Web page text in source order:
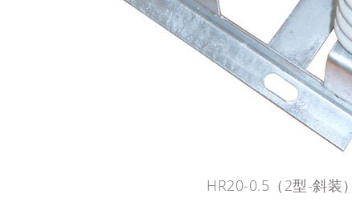
HR20-0.5（2型-斜装）